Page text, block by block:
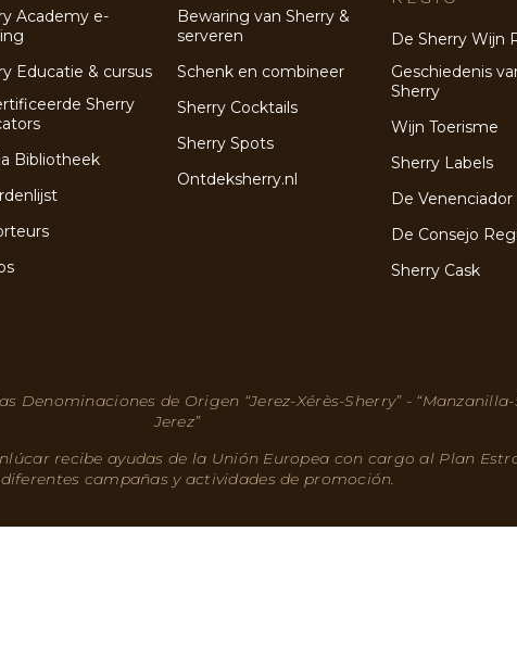
Academy e-
Educatie & cursus
Sherry
Bibliotheek
Bewaring van Sherry &
serveren
Schenk en combineer
Sherry Cocktails
Sherry Spots
Ontdeksherry.nl
De Sherry Wijn
Geschiedenis
Sherry
Wijn Toerisme
Sherry Labels
De Venenciador
De Consejo
Sherry Cask
Denominaciones de Origen “Jerez-Xérès-Sherry” -
Jerez”
recibe ayudas de la Unión Europea con cargo al Plan
campañas y actividades de promoción.